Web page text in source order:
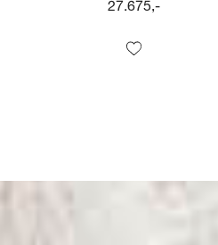
27.675,-